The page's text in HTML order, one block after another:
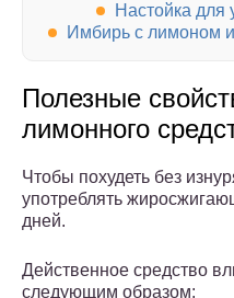
Настойка для
Имбирь с лимоном
Полезные
лимонного
Чтобы похудеть без
употреблять
дней.
Действенное средство
следующим образом: